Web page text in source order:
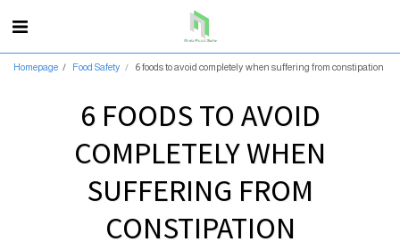
Homepage Food Safety 6 foods to avoid completely when suffering from constipation
6 FOODS TO AVOID
COMPLETELY WHEN
SUFFERING FROM
CONSTIPATION